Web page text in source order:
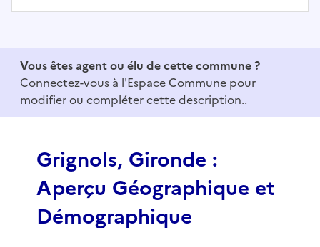
f
Vous êtes agent ou élu de cette commune ?
Connectez-vous à l'Espace Commune pour
modifier ou compléter cette description..
Grignols, Gironde :
Aperçu Géographique et
Démographique